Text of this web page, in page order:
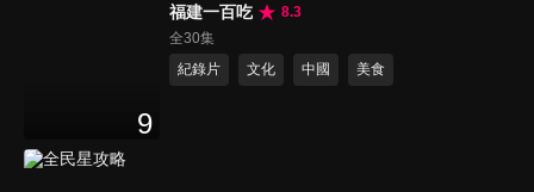
9
福建一百吃
8.3
全30集
紀錄片
文化 中國 美食